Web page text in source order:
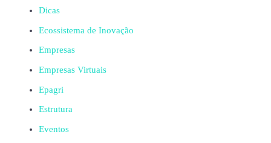
Dicas
Ecossistema de Inovação
Empresas
Empresas Virtuais
Epagri
Estrutura
Eventos